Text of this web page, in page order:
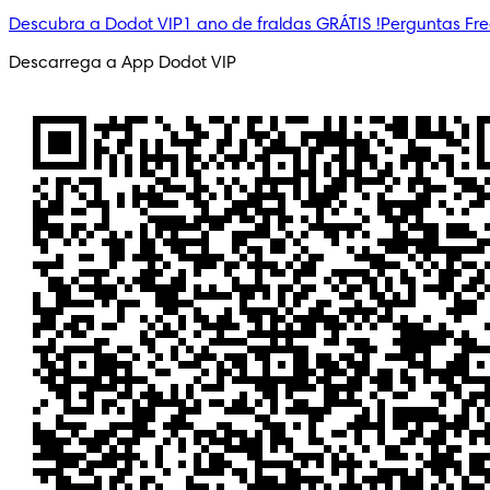
Descubra a Dodot VIP1 ano de fraldas GRÁTIS !Perguntas
Descarrega a App Dodot VIP